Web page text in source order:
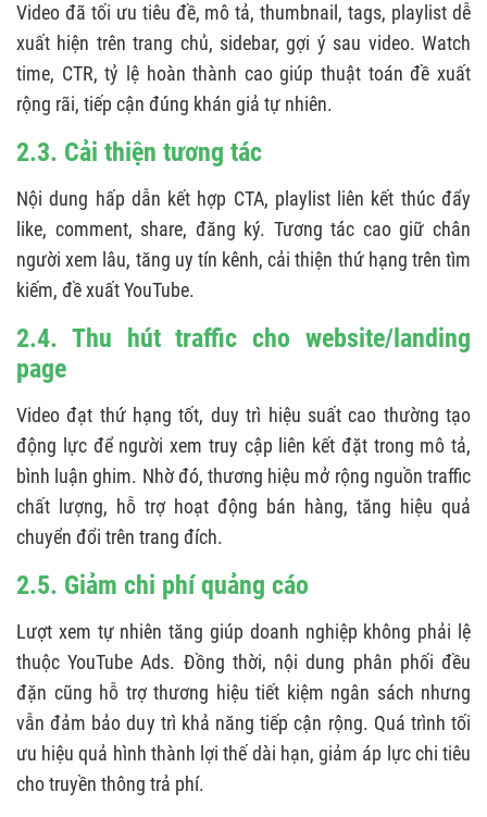
Video đã tối ưu tiêu đề, mô tả, thumbnail, tags, playlist dễ
xuất hiện trên trang chủ, sidebar, gợi ý sau video. Watch
time, CTR, tỷ lệ hoàn thành cao giúp thuật toán đề xuất
rộng rãi, tiếp cận đúng khán giả tự nhiên.
2.3. Cải thiện tương tác
Nội dung hấp dẫn kết hợp CTA, playlist liên kết thúc đẩy
like, comment, share, đăng ký. Tương tác cao giữ chân
người xem lâu, tăng uy tín kênh, cải thiện thứ hạng trên tìm
kiếm, đề xuất YouTube.
2.4. Thu hút traffic cho website/landing
page
Video đạt thứ hạng tốt, duy trì hiệu suất cao thường tạo
động lực để người xem truy cập liên kết đặt trong mô tả,
bình luận ghim. Nhờ đó, thương hiệu mở rộng nguồn traffic
chất lượng, hỗ trợ hoạt động bán hàng, tăng hiệu quả
chuyển đổi trên trang đích.
2.5. Giảm chi phí quảng cáo
Lượt xem tự nhiên tăng giúp doanh nghiệp không phải lệ
thuộc YouTube Ads. Đồng thời, nội dung phân phối đều
đặn cũng hỗ trợ thương hiệu tiết kiệm ngân sách nhưng
vẫn đảm bảo duy trì khả năng tiếp cận rộng. Quá trình tối
ưu hiệu quả hình thành lợi thế dài hạn, giảm áp lực chi tiêu
cho truyền thông trả phí.